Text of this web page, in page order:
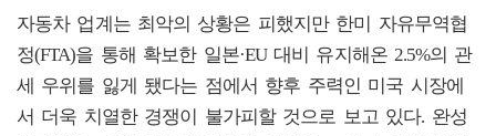
자동차 업계는 최악의 상황은 피했지만 한미 자유무역협
정(FTA)을 통해 확보한 일본·EU 대비 유지해온 2.5%의 관
세 우위를 잃게 됐다는 점에서 향후 주력인 미국 시장에
서 더욱 치열한 경쟁이 불가피할 것으로 보고 있다. 완성